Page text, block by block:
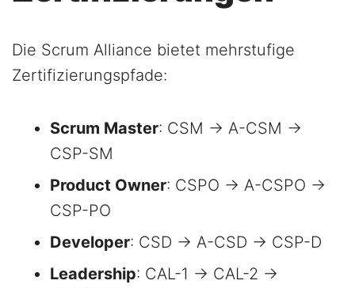
Die Scrum Alliance bietet mehrstufige
Zertifizierungspfade:
Scrum Master: CSM → A-CSM →
CSP-SM
Product Owner: CSPO → A-CSPO →
CSP-PO
Developer: CSD → A-CSD → CSP-D
Leadership: CAL-1 → CAL-2 →